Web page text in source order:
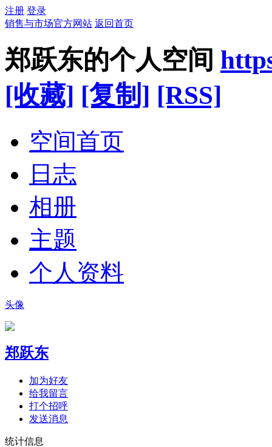
注册 登录
销售与市场官方网站 返回首页
郑跃东的个人空间
[收藏] [复制] [RSS]
空间首页
日志
相册
主题
个人资料
头像
郑跃东
加为好友
给我留言
打个招呼
发送消息
统计信息